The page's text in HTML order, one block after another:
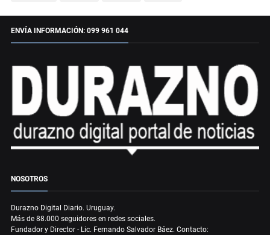
ENVÍA INFORMACIÓN: 099 961 044
NOSOTROS
Durazno Digital Diario. Uruguay.
Más de 88.000 seguidores en redes sociales.
Fundador y Director - Lic. Fernando Salvador Báez. Contacto: